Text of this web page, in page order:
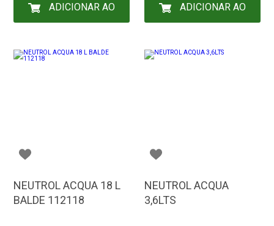
NEUTROL ACQUA 18 L
BALDE 112118
NEUTROL ACQUA
3,6LTS